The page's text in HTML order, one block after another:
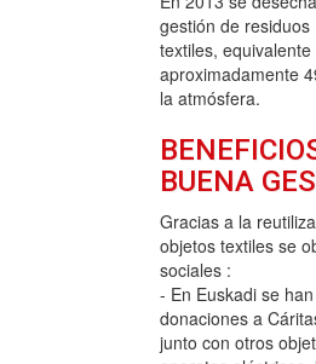
gestión de
textiles,
aproximadamente
la atmósfera.
BUENA
Gracias a la
objetos textiles se
sociales :
- En Euskadi se
donaciones a
junto con otros